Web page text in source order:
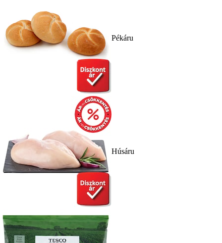
Pékáru
Húsáru